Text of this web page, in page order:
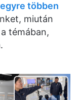
többen
miután
témában,